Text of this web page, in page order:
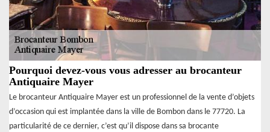
Pourquoi devez-vous vous adresser au brocanteur
Antiquaire Mayer
Le brocanteur Antiquaire Mayer est un professionnel de la vente d’objets
d’occasion qui est implantée dans la ville de Bombon dans le 77720. La
particularité de ce dernier, c’est qu’il dispose dans sa brocante